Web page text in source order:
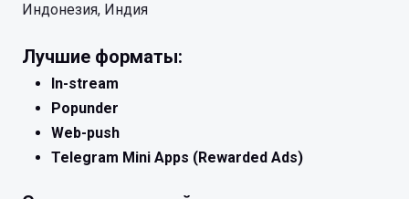
Индонезия, Индия
Лучшие форматы:
In-stream
Popunder
Web-push
Telegram Mini Apps (Rewarded Ads)